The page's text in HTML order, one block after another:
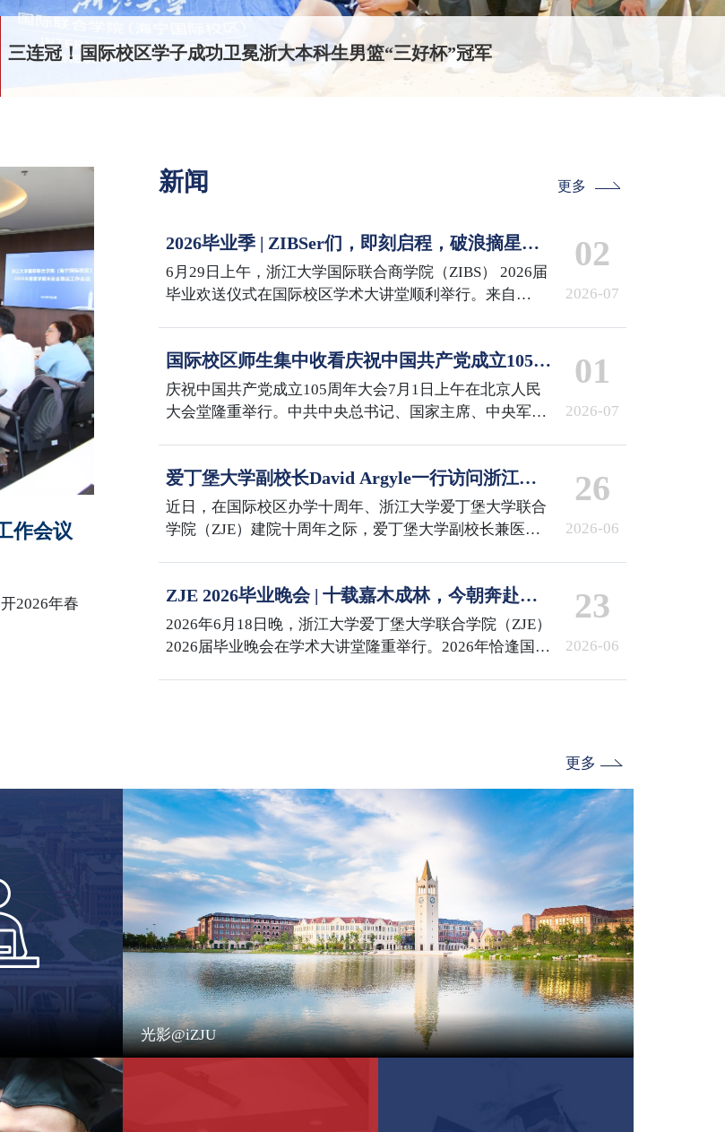
三连冠！国际校区学子成功卫冕浙大本科生男篮“三好杯”冠军
作会议
2026年春
新闻 更多
2026毕业季 | ZIBSer们，即刻启程，破浪摘星！
Sail the Seas, Reach the Stars
6月29日上午，浙江大学国际联合商学院（ZIBS） 2026届
毕业欢送仪式在国际校区学术大讲堂顺利举行。来自
02
2026-07
国际校区师生集中收看庆祝中国共产党成立105周
年大会
庆祝中国共产党成立105周年大会7月1日上午在北京人民
大会堂隆重举行。中共中央总书记、国家主席、中央军委
全国先进基层党组织进行了表彰。国际校区百余名师生代
表在校区多功能厅集中收看了庆祝大会直播。
01
2026-07
爱丁堡大学副校长David Argyle一行访问浙江大
学国际校区
近日，在国际校区办学十周年、浙江大学爱丁堡大学联合
学院（ZJE）建院十周年之际，爱丁堡大学副校长兼医学
士在紫金港校区会见了David Argyle副校长一行。随后，
代表团赴浙江大学国际校区参访。国际校区党委书记兼副
院长李敏与代表团举行座谈。ZJE院长柯越海、…
26
2026-06
ZJE 2026毕业晚会 | 十载嘉木成林，今朝奔赴山
海
2026年6月18日晚，浙江大学爱丁堡大学联合学院（ZJE）
2026届毕业晚会在学术大讲堂隆重举行。2026年恰逢国际
23
2026-06
更多
光影@iZJU